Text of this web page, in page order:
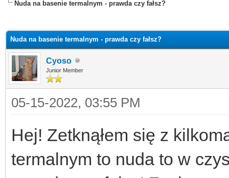
Nuda na basenie termalnym - prawda czy fałsz?
Nuda na basenie termalnym - prawda czy fałsz?
Cyoso
Junior Member
05-15-2022, 03:55 PM
Hej! Zetknąłem się z
termalnym to nuda to w